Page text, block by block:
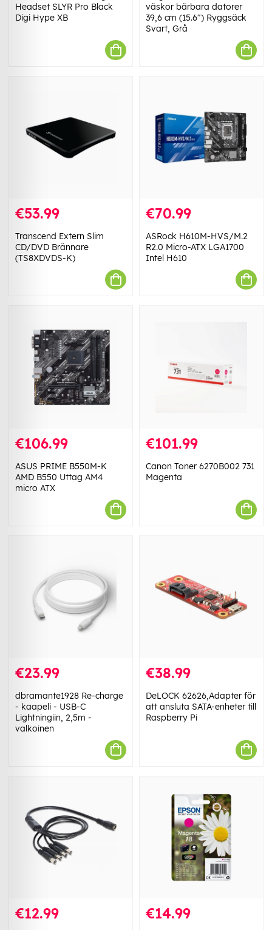
Headset SLYR Pro Black
Digi Hype XB
väskor bärbara datorer
39,6 cm (15.6") Ryggsäck
Svart, Grå
€53.99
Transcend Extern Slim
CD/DVD Brännare
(TS8XDVDS-K)
€70.99
ASRock H610M-HVS/M.2
R2.0 Micro-ATX LGA1700
Intel H610
€106.99
ASUS PRIME B550M-K
AMD B550 Uttag AM4
micro ATX
€101.99
Canon Toner 6270B002 731
Magenta
€23.99
dbramante1928 Re-charge
- kaapeli - USB-C
Lightningiin, 2,5m -
valkoinen
€38.99
DeLOCK 62626,Adapter för
att ansluta SATA-enheter till
Raspberry Pi
€12.99 €14.99